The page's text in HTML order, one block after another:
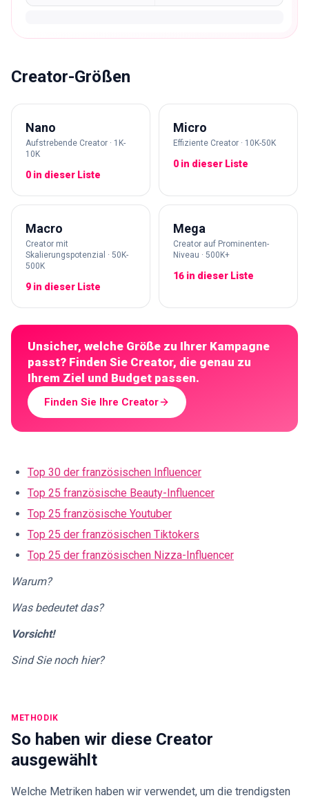
Creator-Größen
Nano
Aufstrebende Creator · 1K-
10K
0 in dieser Liste
Micro
Effiziente Creator · 10K-50K
0 in dieser Liste
Macro
Creator mit
Skalierungspotenzial · 50K-
500K
9 in dieser Liste
Mega
Creator auf Prominenten-
Niveau · 500K+
16 in dieser Liste
Unsicher, welche Größe zu Ihrer Kampagne
passt? Finden Sie Creator, die genau zu
Ihrem Ziel und Budget passen.
Finden Sie Ihre Creator
Top 30 der französischen Influencer
Top 25 französische Beauty-Influencer
Top 25 französische Youtuber
Top 25 der französischen Tiktokers
Top 25 der französischen Nizza-Influencer
Warum?
Was bedeutet das?
Vorsicht!
Sind Sie noch hier?
METHODIK
So haben wir diese Creator
ausgewählt
Welche Metriken haben wir verwendet, um die trendigsten